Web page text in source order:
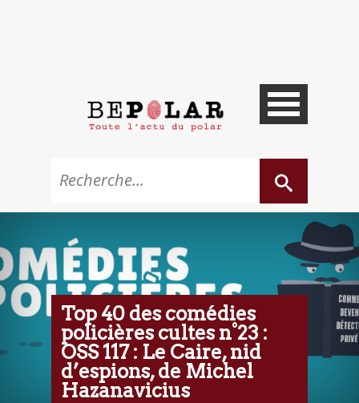
Top 40 des comédies
policières cultes n°23 :
OSS 117 : Le Caire, nid
d’espions, de Michel
Hazanavicius